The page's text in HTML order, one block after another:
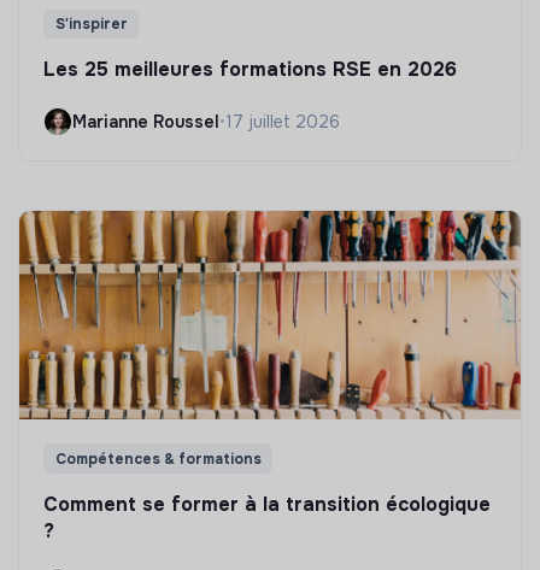
S'inspirer
Les 25 meilleures formations RSE en 2026
Marianne Roussel•17 juillet 2026
Compétences & formations
Comment se former à la transition écologique
?